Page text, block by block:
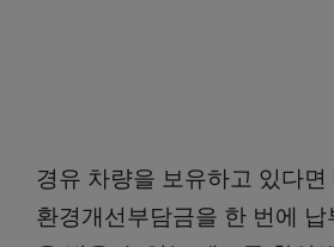
경유 차량을 보유하고 있다
환경개선부담금을 한 번에 납